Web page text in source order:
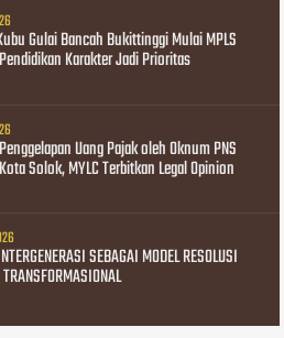
Gulai Bancah Bukittinggi Mulai MPLS
Karakter Jadi Prioritas
Uang Pajak oleh Oknum PNS
Solok, MYLC Terbitkan Legal Opinion
SEBAGAI MODEL RESOLUSI